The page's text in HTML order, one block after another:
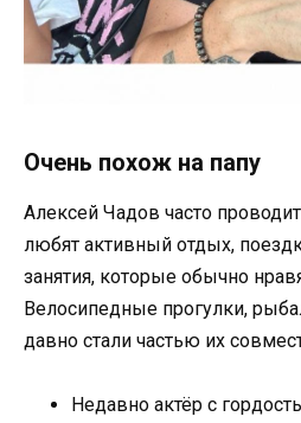
Очень похож на папу
Алексей Чадов часто
любят активный отдых,
занятия, которые обычно
Велосипедные прогулки,
давно стали частью их
Недавно актёр с